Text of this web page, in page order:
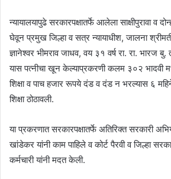
न्यायालयापुढे सरकारपक्षातर्फे आलेला साक्षीपुरावा व
घेवून प्रमुख जिल्हा व सत्र न्यायाधीश, जालना श्रीमती
ज्ञानेश्वर भीमराव जाधव, वय ३१ वर्ष रा. रा. भारज
यास पत्नीचा खून केल्याप्रकरणी कलम ३०२ भादवी
शिक्षा व पाच हजार रूपये दंड व दंड न भरल्यास ६
शिक्षा ठोठावली.
या प्रकरणात सरकारपक्षातर्फे अतिरिक्त सरकारी
खांडेकर यांनी काम पाहिले व कोर्ट पैरवी व जिल्हा
कर्मचारी यांनी मदत केली.